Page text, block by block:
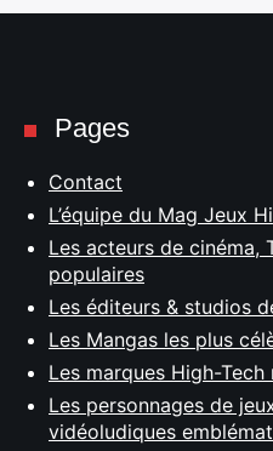
Pages
Contact
L’équipe du Mag Jeux
Les acteurs de cinéma,
populaires
Les éditeurs & studios
Les Mangas les plus
Les marques High-Tech
Les personnages de
vidéoludiques